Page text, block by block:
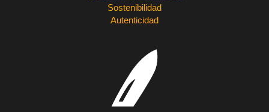
Sostenibilidad
Autenticidad